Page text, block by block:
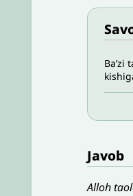
Ba’zi
Javob
Alloh